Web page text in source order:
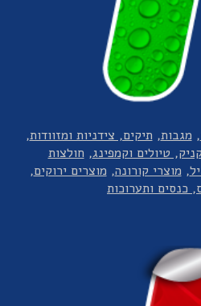
מגבות תיקים, צידניות ומזוודות
טיולים וקמפינג חולצות
מוצרי קורונה מוצרים ירוקים
כנסים ותערוכות